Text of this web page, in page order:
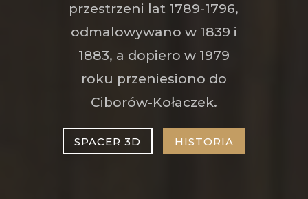
przestrzeni lat 1789-1796,
odmalowywano w 1839 i
1883, a dopiero w 1979
roku przeniesiono do
Ciborów-Kołaczek.
SPACER 3D HISTORIA